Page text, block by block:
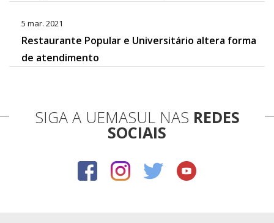
5 mar. 2021
Restaurante Popular e Universitário altera forma
de atendimento
SIGA A UEMASUL NAS REDES
SOCIAIS